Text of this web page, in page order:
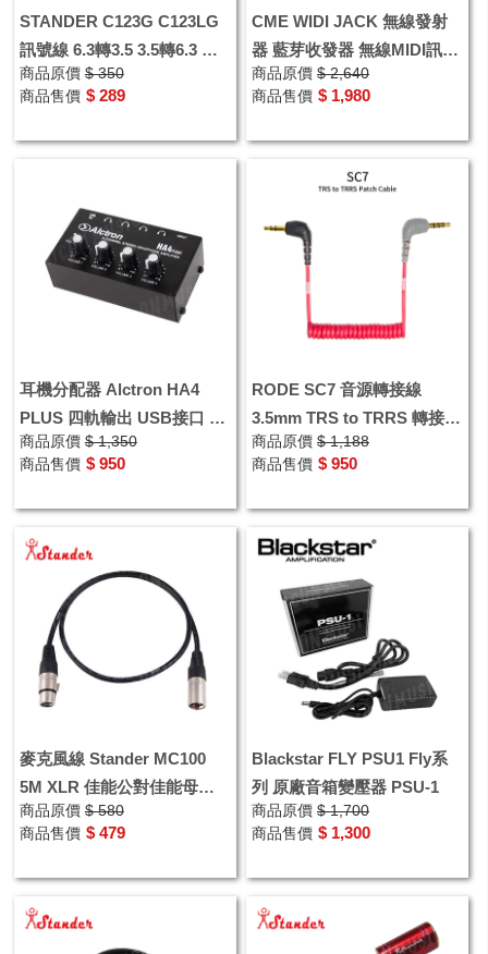
STANDER C123G C123LG
訊號線 6.3轉3.5 3.5轉6.3 轉
接頭 訊號轉接線1.5米
商品原價 $ 350
商品售價 $ 289
CME WIDI JACK 無線發射
器 藍芽收發器 無線MIDI訊號
藍牙傳輸器
商品原價 $ 2,640
商品售價 $ 1,980
耳機分配器 Alctron HA4
PLUS 四軌輸出 USB接口 四
路耳機訊號分配器
商品原價 $ 1,350
商品售價 $ 950
RODE SC7 音源轉接線
3.5mm TRS to TRRS 轉接頭
音源訊號線
商品原價 $ 1,188
商品售價 $ 950
麥克風線 Stander MC100
5M XLR 佳能公對佳能母
CANON
商品原價 $ 580
商品售價 $ 479
Blackstar FLY PSU1 Fly系
列 原廠音箱變壓器 PSU-1
商品原價 $ 1,700
商品售價 $ 1,300